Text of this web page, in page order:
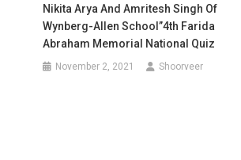
Nikita Arya And Amritesh Singh Of
Wynberg-Allen School”4th Farida
Abraham Memorial National Quiz
November 2, 2021 Shoorveer